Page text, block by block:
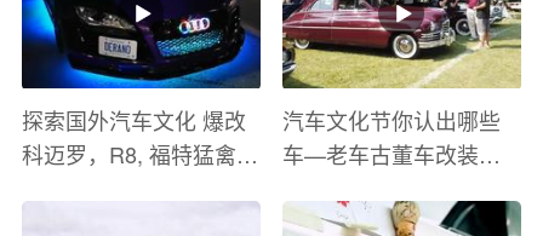
探索国外汽车文化 爆改
科迈罗，R8, 福特猛禽
汽车文化节你认出哪些
车—老车古董车改装车